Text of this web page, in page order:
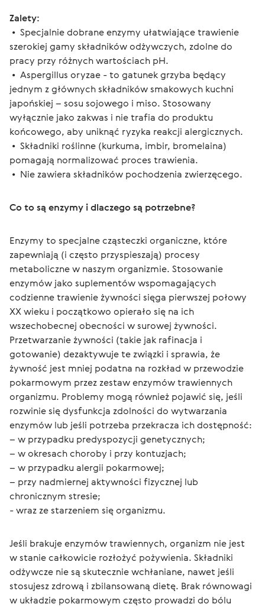
Zalety:
•  Specjalnie dobrane enzymy ułatwiające trawienie
szerokiej gamy składników odżywczych, zdolne do
pracy przy różnych wartościach pH.
•  Aspergillus oryzae - to gatunek grzyba będący
jednym z głównych składników smakowych kuchni
japońskiej – sosu sojowego i miso. Stosowany
wyłącznie jako zakwas i nie trafia do produktu
końcowego, aby uniknąć ryzyka reakcji alergicznych.
•  Składniki roślinne (kurkuma, imbir, bromelaina)
pomagają normalizować proces trawienia.
•  Nie zawiera składników pochodzenia zwierzęcego.
Co to są enzymy i dlaczego są potrzebne?
Enzymy to specjalne cząsteczki organiczne, które
zapewniają (i często przyspieszają) procesy
metaboliczne w naszym organizmie. Stosowanie
enzymów jako suplementów wspomagających
codzienne trawienie żywności sięga pierwszej połowy
XX wieku i początkowo opierało się na ich
wszechobecnej obecności w surowej żywności.
Przetwarzanie żywności (takie jak rafinacja i
gotowanie) dezaktywuje te związki i sprawia, że ​​
żywność jest mniej podatna na rozkład w przewodzie
pokarmowym przez zestaw enzymów trawiennych
organizmu. Problemy mogą również pojawić się, jeśli
rozwinie się dysfunkcja zdolności do wytwarzania
enzymów lub jeśli potrzeba przekracza ich dostępność:
– w przypadku predyspozycji genetycznych;
– w okresach choroby i przy kontuzjach;
– w przypadku alergii pokarmowej;
– przy nadmiernej aktywności fizycznej lub
chronicznym stresie;
- wraz ze starzeniem się organizmu.
Jeśli brakuje enzymów trawiennych, organizm nie jest
w stanie całkowicie rozłożyć pożywienia. Składniki
odżywcze nie są skutecznie wchłaniane, nawet jeśli
stosujesz zdrową i zbilansowaną dietę. Brak równowagi
w układzie pokarmowym często prowadzi do bólu